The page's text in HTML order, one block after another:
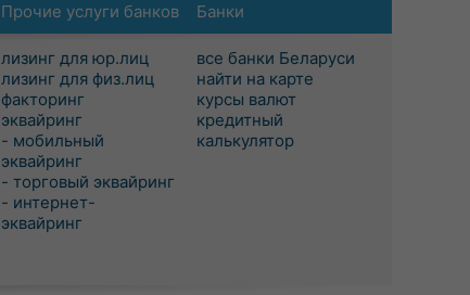
Прочие услуги банков
лизинг для юр.лиц
лизинг для физ.лиц
факторинг
эквайринг
- мобильный
эквайринг
- торговый эквайринг
- интернет-
эквайринг
Банки
все банки Беларуси
найти на карте
курсы валют
кредитный
калькулятор